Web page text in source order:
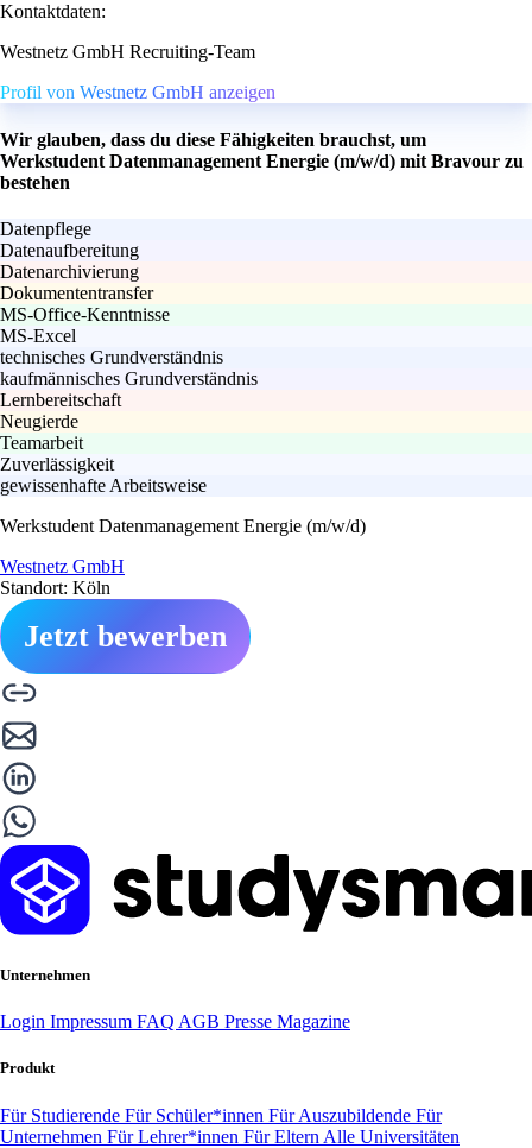
Kontaktdaten:
Westnetz GmbH Recruiting-Team
Profil von Westnetz GmbH anzeigen
Wir glauben, dass du diese Fähigkeiten brauchst, um
Werkstudent Datenmanagement Energie (m/w/d) mit Bravour zu
bestehen
Datenpflege
Datenaufbereitung
Datenarchivierung
Dokumententransfer
MS-Office-Kenntnisse
MS-Excel
technisches Grundverständnis
kaufmännisches Grundverständnis
Lernbereitschaft
Neugierde
Teamarbeit
Zuverlässigkeit
gewissenhafte Arbeitsweise
Werkstudent Datenmanagement Energie (m/w/d)
Westnetz GmbH
Standort: Köln
Jetzt bewerben
Unternehmen
Login Impressum FAQ AGB Presse Magazine
Produkt
Für Studierende Für Schüler*innen Für Auszubildende Für
Unternehmen Für Lehrer*innen Für Eltern Alle Universitäten